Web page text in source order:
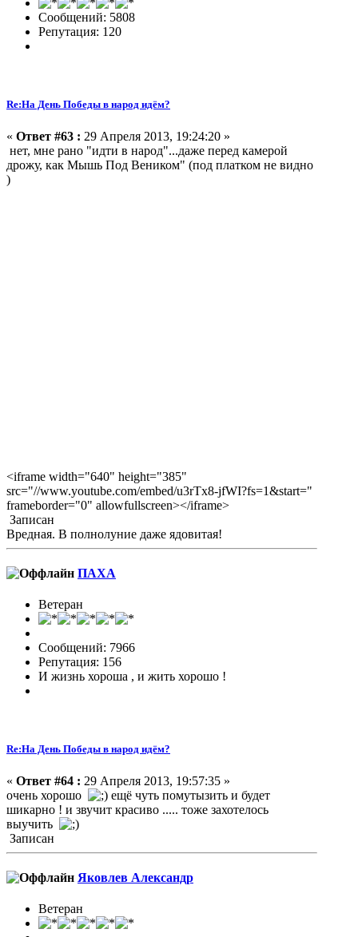
Сообщений: 5808
Репутация: 120
Re:На День Победы в народ идём?
« Ответ #63 : 29 Апреля 2013, 19:24:20 »
нет, мне рано "идти в народ"...даже перед камерой
дрожу, как Мышь Под Веником" (под платком не видно
)
<iframe width="640" height="385"
src="//www.youtube.com/embed/u3rTx8-jfWI?fs=1&start="
frameborder="0" allowfullscreen></iframe>
Записан
Вредная. В полнолуние даже ядовитая!
ПАХА
Ветеран
Сообщений: 7966
Репутация: 156
И жизнь хороша , и жить хорошо !
Re:На День Победы в народ идём?
« Ответ #64 : 29 Апреля 2013, 19:57:35 »
очень хорошо
ещё чуть помутызить и будет
шикарно ! и звучит красиво ..... тоже захотелось
выучить
Записан
Яковлев Александр
Ветеран